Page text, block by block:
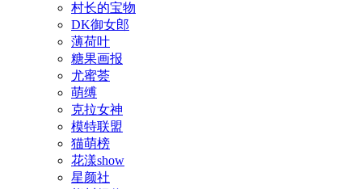
村长的宝物
DK御女郎
薄荷叶
糖果画报
尤蜜荟
萌缚
克拉女神
模特联盟
猫萌榜
花漾show
星颜社